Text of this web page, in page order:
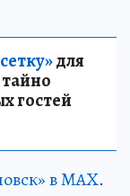
для
гостей
в MAX.